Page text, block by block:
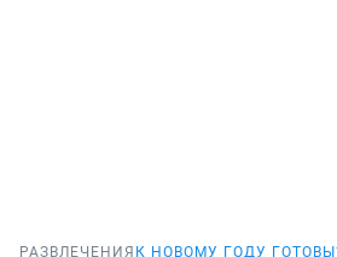
РАЗВЛЕЧЕНИЯ К НОВОМУ ГОДУ